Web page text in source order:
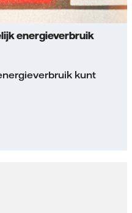
energieverbruik
kunt